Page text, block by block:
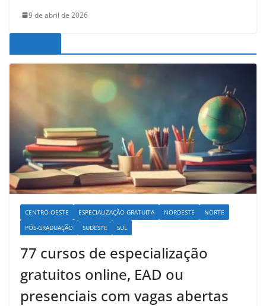
9 de abril de 2026
CENTRO-OESTE ESPECIALIZAÇÃO GRATUITA NORDESTE
NORTE
PÓS-GRADUAÇÃO
SUDESTE SUL
77 cursos de especialização
gratuitos online, EAD ou
presenciais com vagas abertas